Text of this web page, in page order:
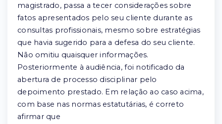
magistrado, passa a tecer considerações sobre
fatos apresentados pelo seu cliente durante as
consultas profissionais, mesmo sobre estratégias
que havia sugerido para a defesa do seu cliente.
Não omitiu quaisquer informações.
Posteriormente à audiência, foi notificado da
abertura de processo disciplinar pelo
depoimento prestado. Em relação ao caso acima,
com base nas normas estatutárias, é correto
afirmar que